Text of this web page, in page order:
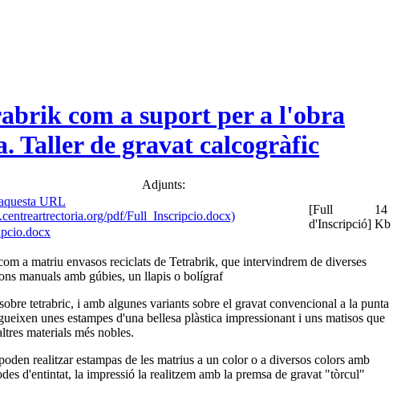
com a suport per a l'obra
Taller de gravat calcogràfic
Adjunts:
[Full
d'Inscripció]
14
Kb
a matriu envasos reciclats de Tetrabrik, que intervindrem de diverses
manuals amb gúbies, un llapis o bolígraf
tetrabric, i amb algunes variants sobre el gravat convencional a la punta
unes estampes d'una bellesa plàstica impressionant i uns matisos que
materials més nobles.
realitzar estampas de les matrius a un color o a diversos colors amb
d'entintat, la impressió la realitzem amb la premsa de gravat "tòrcul"